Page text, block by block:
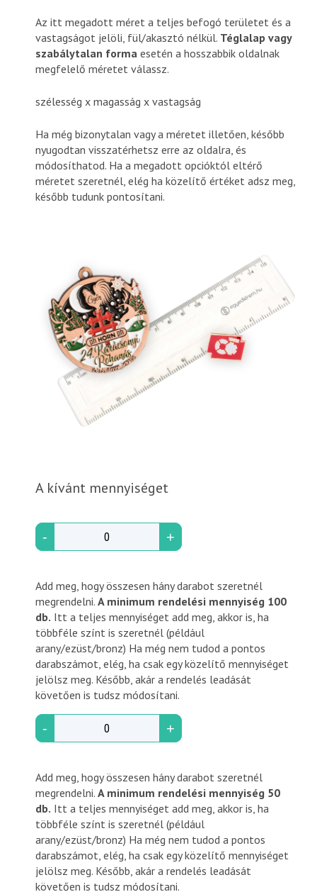
Az itt megadott méret a teljes befogó területet és a
vastagságot jelöli, fül/akasztó nélkül. Téglalap vagy
szabálytalan forma esetén a hosszabbik oldalnak
megfelelő méretet válassz.
szélesség x magasság x vastagság
Ha még bizonytalan vagy a méretet illetően, később
nyugodtan visszatérhetsz erre az oldalra, és
módosíthatod. Ha a megadott opcióktól eltérő
méretet szeretnél, elég ha közelítő értéket adsz meg,
később tudunk pontosítani.
A kívánt mennyiséget
- +
Add meg, hogy összesen hány darabot szeretnél
megrendelni.A minimum rendelési mennyiség 100
db. Itt a teljes mennyiséget add meg, akkor is, ha
többféle színt is szeretnél (például
arany/ezüst/bronz) Ha még nem tudod a pontos
darabszámot, elég, ha csak egy közelítő mennyiséget
jelölsz meg. Később, akár a rendelés leadását
követően is tudsz módosítani.
- +
Add meg, hogy összesen hány darabot szeretnél
megrendelni.A minimum rendelési mennyiség 50
db. Itt a teljes mennyiséget add meg, akkor is, ha
többféle színt is szeretnél (például
arany/ezüst/bronz) Ha még nem tudod a pontos
darabszámot, elég, ha csak egy közelítő mennyiséget
jelölsz meg. Később, akár a rendelés leadását
követően is tudsz módosítani.